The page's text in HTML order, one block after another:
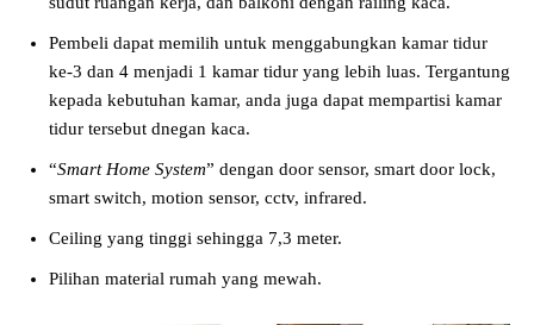
Pembeli dapat memilih untuk menggabungkan kamar tidur
ke-3 dan 4 menjadi 1 kamar tidur yang lebih luas. Tergantung
kepada kebutuhan kamar, anda juga dapat mempartisi kamar
tidur tersebut dnegan kaca.
“Smart Home System” dengan door sensor, smart door lock,
smart switch, motion sensor, cctv, infrared.
Ceiling yang tinggi sehingga 7,3 meter.
Pilihan material rumah yang mewah.